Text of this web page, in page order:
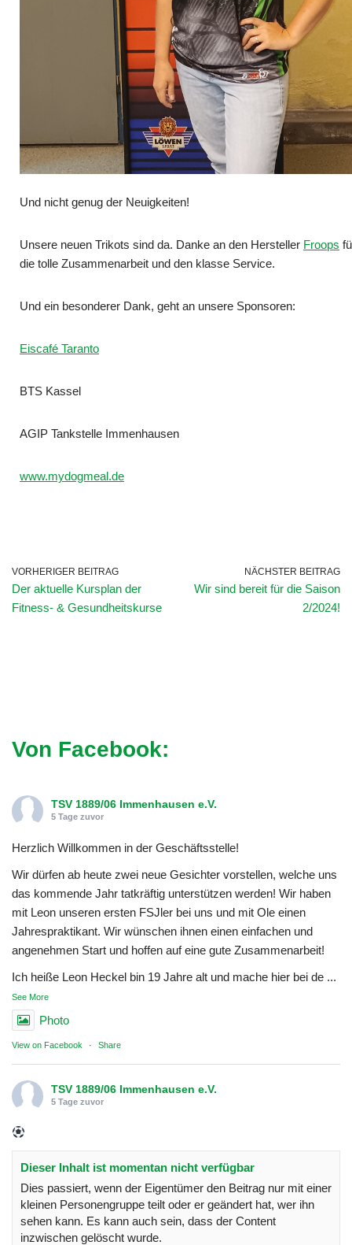
Und nicht genug der Neuigkeiten!
Unsere neuen Trikots sind da. Danke an den Hersteller Froops
die tolle Zusammenarbeit und den klasse Service.
Und ein besonderer Dank, geht an unsere Sponsoren:
Eiscafé Taranto
BTS Kassel
AGIP Tankstelle Immenhausen
www.mydogmeal.de
VORHERIGER BEITRAG
Der aktuelle Kursplan der
Fitness- & Gesundheitskurse
NÄCHSTER BEITRAG
Wir sind bereit für die Saison
2/2024!
Von Facebook:
TSV 1889/06 Immenhausen e.V.
5 Tage zuvor
Herzlich Willkommen in der Geschäftsstelle!
Wir dürfen ab heute zwei neue Gesichter vorstellen, welche uns
das kommende Jahr tatkräftig unterstützen werden! Wir haben
mit Leon unseren ersten FSJler bei uns und mit Ole einen
Jahrespraktikant. Wir wünschen ihnen einen einfachen und
angenehmen Start und hoffen auf eine gute Zusammenarbeit!
Ich heiße Leon Heckel bin 19 Jahre alt und mache hier bei de ...
See More
Photo
View on Facebook · Share
TSV 1889/06 Immenhausen e.V.
5 Tage zuvor
Dieser Inhalt ist momentan nicht verfügbar
Dies passiert, wenn der Eigentümer den Beitrag nur mit einer
kleinen Personengruppe teilt oder er geändert hat, wer ihn
sehen kann. Es kann auch sein, dass der Content
inzwischen gelöscht wurde.